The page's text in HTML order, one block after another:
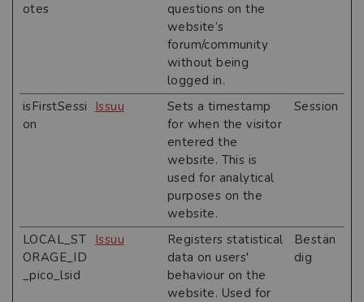
otes
questions on the
website’s
forum/community
without being
logged in.
isFirstSessi
on
Issuu
Sets a timestamp
for when the visitor
entered the
website. This is
used for analytical
purposes on the
website.
Session
LOCAL_ST
ORAGE_ID
_pico_lsid
Issuu
Registers statistical
data on users'
behaviour on the
website. Used for
Bestän
dig